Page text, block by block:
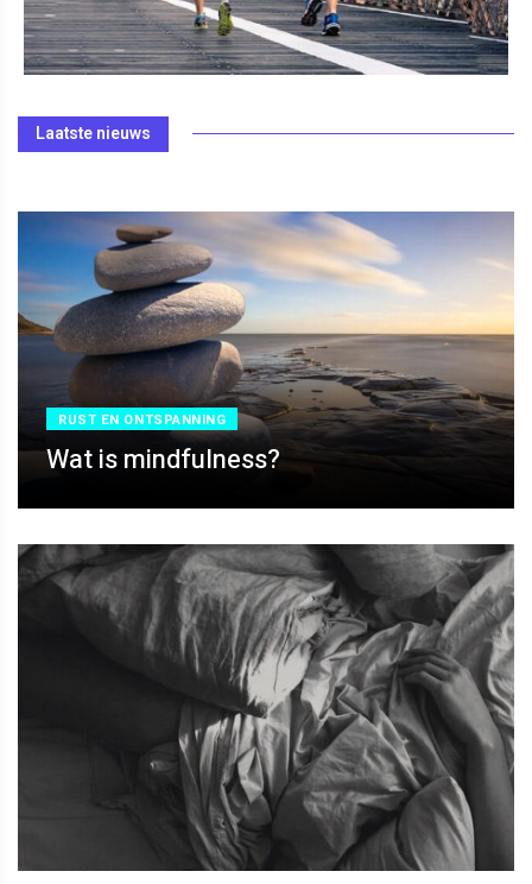
Laatste nieuws
RUST EN ONTSPANNING
Wat is mindfulness?